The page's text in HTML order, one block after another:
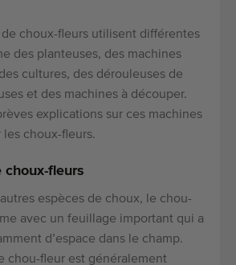
de choux-fleurs utilisent différentes
des planteuses, des machines
cultures, des dérouleuses de
et des machines à découper.
explications sur ces machines
choux-fleurs.
choux-fleurs
autres espèces de choux, le chou-
avec un feuillage important qui a
d’espace dans le champ.
chou-fleur est généralement